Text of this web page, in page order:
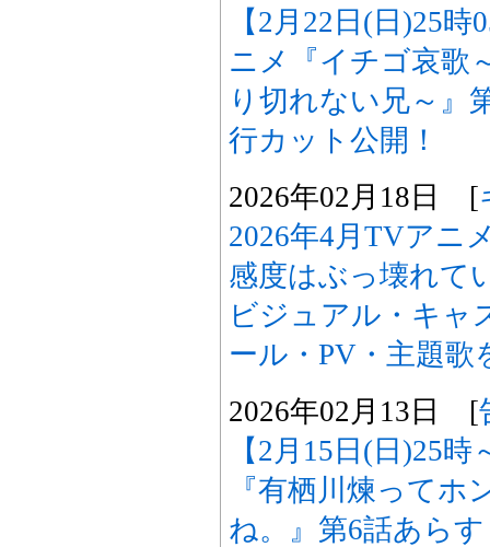
【2月22日(日)25
ニメ『イチゴ哀歌
り切れない兄～
行カット公開！
2026年02月18日 [
2026年4月TVアニ
感度はぶっ壊れて
ビジュアル・キャ
ール・PV・主題歌
2026年02月13日 [
【2月15日(日)25
『有栖川煉ってホ
ね。』第6話あら